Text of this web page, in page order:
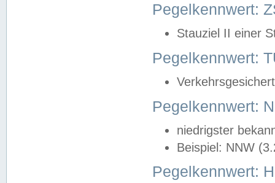
Pegelkennwert:
Stauziel II einer
Pegelkennwert:
Pegelkennwert:
niedrigster
Beispiel: NNW
Pegelkennwert: